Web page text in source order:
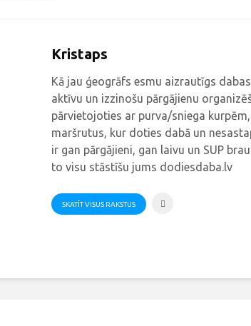
Kristaps
Kā jau ģeogrāfs esmu aizrautīgs
aktīvu un izzinošu pārgājienu
pārvietojoties ar purva/sniega
maršrutus, kur doties dabā un
ir gan pārgājieni, gan laivu un SUP
to visu stāstīšu jums dodiesdaba.lv
SKATĪT VISUS RAKSTUS